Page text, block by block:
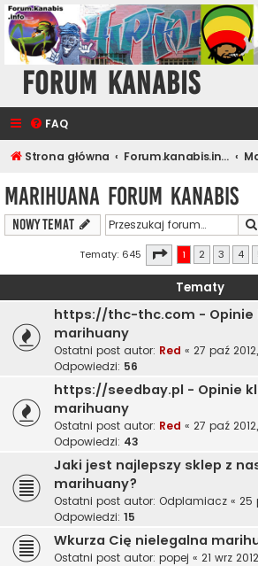
Forum Kanabis
FAQ
Strona główna Forum.kanabis.info - Marihuana
Marihuana Forum Kanabis
NOWY TEMAT
Tematy: 645 Strona1 7
1 2 3 4
Tematy
https://thc-thc.com - Opinie
marihuany
Ostatni post autor: Red « 27 paź
Odpowiedzi: 56
https://seedbay.pl - Opinie
marihuany
Ostatni post autor: Red « 27 paź
Odpowiedzi: 43
Jaki jest najlepszy sklep z
marihuany?
Ostatni post autor: Odplamiacz « 25
Odpowiedzi: 15
Wkurza Cię nielegalna
Ostatni post autor: popej « 21 wrz